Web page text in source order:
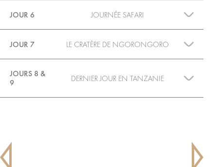
JOUR 6 JOURNÉE SAFARI
JOUR 7 LE CRATÈRE DE NGORONGORO
JOURS 8 &
9
DERNIER JOUR EN TANZANIE